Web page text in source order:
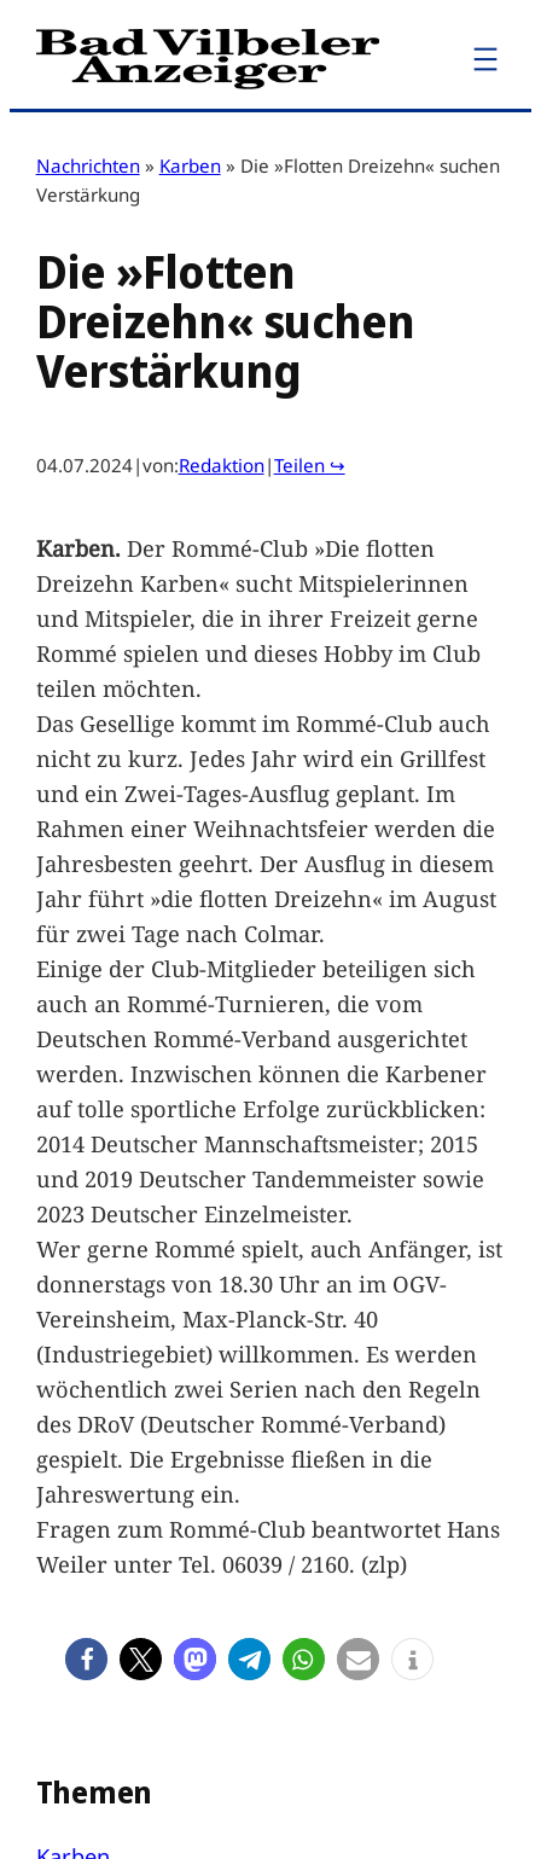
Zum
Inhalt
Nachrichten » Karben » Die »Flotten Dreizehn« suchen
Verstärkung
Die »Flotten
Dreizehn« suchen
Verstärkung
04.07.2024|von:Redaktion|Teilen ↪
Karben.Der Rommé-Club »Die flotten
Dreizehn Karben« sucht Mitspielerinnen
und Mitspieler, die in ihrer Freizeit gerne
Rommé spielen und dieses Hobby im Club
teilen möchten.
Das Gesellige kommt im Rommé-Club auch
nicht zu kurz. Jedes Jahr wird ein Grillfest
und ein Zwei-Tages-Ausflug geplant. Im
Rahmen einer Weihnachtsfeier werden die
Jahresbesten geehrt. Der Ausflug in diesem
Jahr führt »die flotten Dreizehn« im August
für zwei Tage nach Colmar.
Einige der Club-Mitglieder beteiligen sich
auch an Rommé-Turnieren, die vom
Deutschen Rommé-Verband ausgerichtet
werden. Inzwischen können die Karbener
auf tolle sportliche Erfolge zurückblicken:
2014 Deutscher Mannschaftsmeister; 2015
und 2019 Deutscher Tandemmeister sowie
2023 Deutscher Einzelmeister.
Wer gerne Rommé spielt, auch Anfänger, ist
donnerstags von 18.30 Uhr an im OGV-
Vereinsheim, Max-Planck-Str. 40
(Industriegebiet) willkommen. Es werden
wöchentlich zwei Serien nach den Regeln
des DRoV (Deutscher Rommé-Verband)
gespielt. Die Ergebnisse fließen in die
Jahreswertung ein.
Fragen zum Rommé-Club beantwortet Hans
Weiler unter Tel. 06039 / 2160. (zlp)
Themen